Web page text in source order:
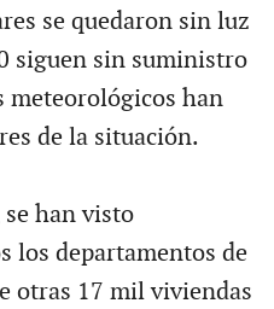
se quedaron sin luz
siguen sin suministro
meteorológicos han
de la situación.
se han visto
los departamentos de
otras 17 mil viviendas